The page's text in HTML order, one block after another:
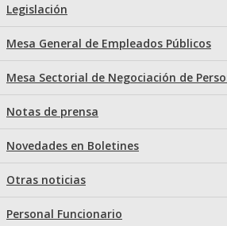
Legislación
Mesa General de Empleados Públicos
Mesa Sectorial de Negociación de
Notas de prensa
Novedades en Boletines
Otras noticias
Personal Funcionario